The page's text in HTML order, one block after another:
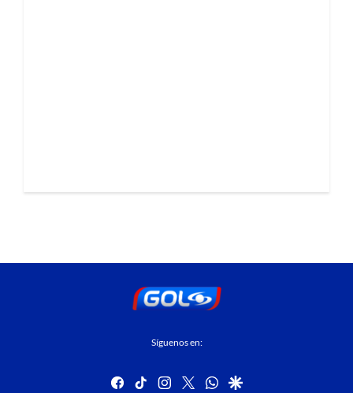
Síguenos en:
facebook
tiktok instagram
twitterwhatsapp
google